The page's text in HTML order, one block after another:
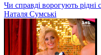
Чи справді ворогують рідні
Наталя Сумські